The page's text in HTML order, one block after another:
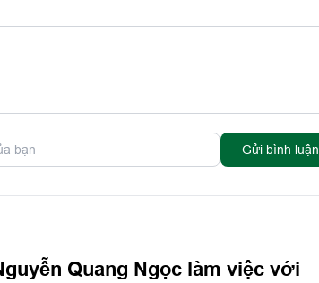
Gửi bình luận
Quang Ngọc làm việc với